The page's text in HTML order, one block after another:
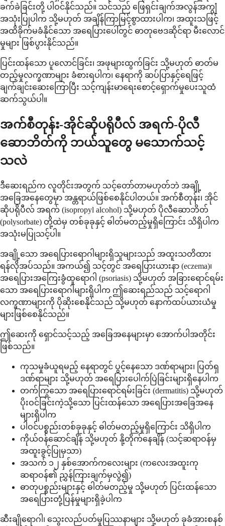
ခက်ခဲခြင်းတို့ ပါဝင်နိုင်သည်။ သင်သည် ဖြေရှင်းချက်အလွန်အကျွံ
အသုံးပြုပါက သို့မဟုတ် အချိန်ကြာမြင့်စွာထားပါက၊ အထူးသဖြင့်
အထိခိုက်မခံနိုင်သော အရေပြားပေါ်တွင် ဓာတုဗေဒဆိုင်ရာ မီးလောင်
မှုများ ဖြစ်ပွားနိုင်သည်။
ပြင်းထန်သော ပူလောင်ခြင်း၊ အဖုများထွက်ခြင်း သို့မဟုတ် ဓာတ်မ
တည့်မှုလက္ခဏာများ ခံစားရပါက၊ နေရာကို ဆပ်ပြာနှင့်ရေဖြင့်
ချက်ချင်းဆေးကြောပြီး သင့်ကျန်းမာရေးစောင့်ရှောက်မှုပေးသူထံ
ဆက်သွယ်ပါ။
အက်စီတုန်း-အိုင်ဆိုပရိုပီလ် အရက်-ပိုလီ
ဆောဘိတ်ကို ဘယ်သူတွေ မသောက်သင့်
သလဲ
ဒီဆေးရည်က လူတိုင်းအတွက် သင့်တော်တာမဟုတ်ဘဲ အချို့
အခြေအနေတွေမှာ အန္တရာယ်ဖြစ်စေနိုင်ပါတယ်။ အက်စီတုန်း၊ အိုင်
ဆိုပရိုပီလ် အရက် (isopropyl alcohol) သို့မဟုတ် ပိုလီဆောဘိတ်
(polysorbate) တို့ထဲမှ တစ်ခုခုနှင့် ဓါတ်မတည့်မှုရှိကြောင်း သိရှိပါက
အသုံးမပြုသင့်ပါ။
အချို့သော အရေပြားရောဂါများရှိသူများသည် အထူးသတိထား
ရန်လိုအပ်သည်။ အကယ်၍ သင့်တွင် အရေပြားယားနာ (eczema)၊
အရေပြားအကြေးခွံထူရောဂါ (psoriasis) သို့မဟုတ် အခြားရောင်ရမ်း
သော အရေပြားရောဂါများရှိပါက ဤဆေးရည်သည် သင့်ရောဂါ
လက္ခဏာများကို ပိုဆိုးစေနိုင်သည် သို့မဟုတ် နောက်ထပ်ယားယံမှု
များဖြစ်စေနိုင်သည်။
ဤဆေးကို ရှောင်သင့်သည့် အခြေအနေများမှာ အောက်ပါအတိုင်း
ဖြစ်သည်။
ကုသမှုခံယူရမည့် နေရာတွင် ပွင့်နေသော ဒဏ်ရာများ၊ ပြတ်ရှ
ဒဏ်ရာများ သို့မဟုတ် အရေပြားပေါက်ပြဲခြင်းများရှိနေပါက
တက်ကြွသော အရေပြားရောင်ရမ်းခြင်း (dermatitis) သို့မဟုတ်
ပိုးဝင်ခြင်းကဲ့သို့သော ပြင်းထန်သော အရေပြားအခြေအနေ
များရှိပါက
ပါဝင်ပစ္စည်းတစ်ခုခုနှင့် ဓါတ်မတည့်မှုရှိကြောင်း သိရှိပါက
ကိုယ်ဝန်ဆောင်ချိန် သို့မဟုတ် နို့တိုက်နေချိန် (သင့်ဆရာဝန်မှ
အထူးခွင့်ပြုမှသာ)
အသက် ၁၂ နှစ်အောက်ကလေးများ (ကလေးအထူးကု
ဆရာဝန်၏ ညွှန်ကြားချက်မှလွဲ၍)
ဓာတုပစ္စည်းများနှင့် ဓါတ်မတည့်မှု သို့မဟုတ် ပြင်းထန်သော
အရေပြားတုံ့ပြန်မှုများရှိခဲ့ပါက
ဆီးချိုရောဂါ၊ သွေးလည်ပတ်မှုပြဿနာများ သို့မဟုတ် ခုခံအားစနစ်